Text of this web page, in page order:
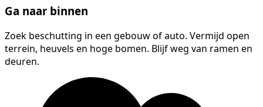
Ga naar binnen
Zoek beschutting in een gebouw of auto. Vermijd open
terrein, heuvels en hoge bomen. Blijf weg van ramen en
deuren.